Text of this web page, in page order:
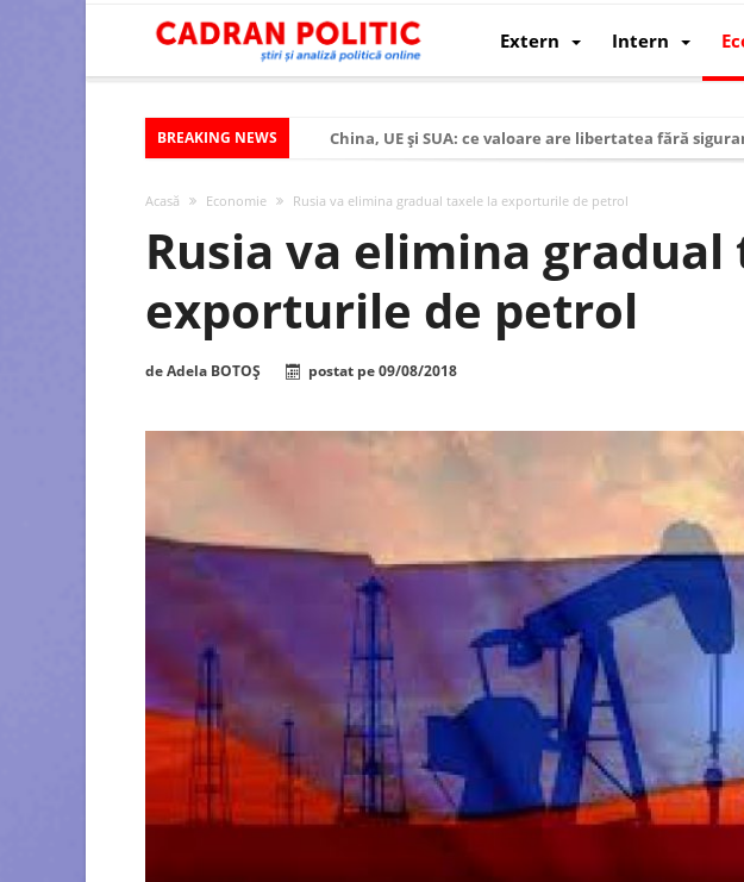
Extern Intern
BREAKING NEWS
China, UE și SUA: ce valoare are libertatea fără
Modelul economic al Chinei: cum a devenit atelierul
Modelul economic al Rusiei: de ce rezistă?
Occidentul obosit și Estul care revine: o realitate pe
Viitorul României în Uniunea Europeană. Ce ne
Controlul minții prin nanoparticule
Huawei dezvoltă un nou cip AI pentru a înlocui Nvidia
Acasă Economie Rusia va elimina gradual taxele la exporturile de petrol
Rusia va elimina gradual
exporturile de petrol
deAdela BOTOȘ postat pe09/08/2018